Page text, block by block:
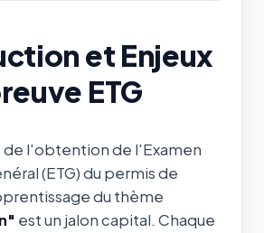
et Enjeux
ETG
de l'obtention de l'Examen
(ETG) du permis de
du thème
est un jalon capital. Chaque